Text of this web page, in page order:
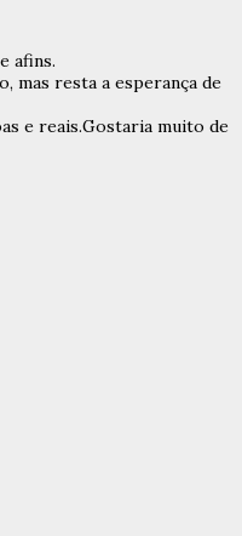
afins.
mas resta a esperança de
e reais.Gostaria muito de